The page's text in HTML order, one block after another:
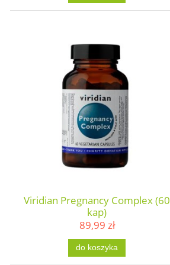
Viridian Pregnancy Complex (60
kap)
89,99 zł
do koszyka